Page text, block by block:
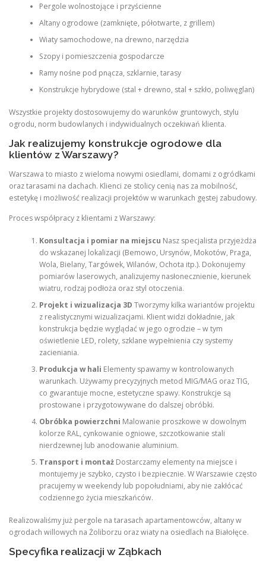
Pergole wolnostojące i przyścienne
Altany ogrodowe (zamknięte, półotwarte, z grillem)
Wiaty samochodowe, na drewno, narzędzia
Szopy i pomieszczenia gospodarcze
Ramy nośne pod pnącza, szklarnie, tarasy
Konstrukcje hybrydowe (stal + drewno, stal + szkło, poliwęglan)
Wszystkie projekty dostosowujemy do warunków gruntowych, stylu
ogrodu, norm budowlanych i indywidualnych oczekiwań klienta.
Jak realizujemy konstrukcje ogrodowe dla
klientów z Warszawy?
Warszawa to miasto z wieloma nowymi osiedlami, domami z ogródkami
oraz tarasami na dachach. Klienci ze stolicy cenią nas za mobilność,
estetykę i możliwość realizacji projektów w warunkach gęstej zabudowy.
Proces współpracy z klientami z Warszawy:
Konsultacja i pomiar na miejscu Nasz specjalista przyjeżdża
do wskazanej lokalizacji (Bemowo, Ursynów, Mokotów, Praga,
Wola, Bielany, Targówek, Wilanów, Ochota itp.). Dokonujemy
pomiarów laserowych, analizujemy nasłonecznienie, kierunek
wiatru, rodzaj podłoża oraz styl otoczenia.
Projekt i wizualizacja 3D Tworzymy kilka wariantów projektu
z realistycznymi wizualizacjami. Klient widzi dokładnie, jak
konstrukcja będzie wyglądać w jego ogrodzie – w tym
oświetlenie LED, rolety, szklane wypełnienia czy systemy
zacieniania.
Produkcja w hali Elementy spawamy w kontrolowanych
warunkach. Używamy precyzyjnych metod MIG/MAG oraz TIG,
co gwarantuje mocne, estetyczne spawy. Konstrukcje są
prostowane i przygotowywane do dalszej obróbki.
Obróbka powierzchni Malowanie proszkowe w dowolnym
kolorze RAL, cynkowanie ogniowe, szczotkowanie stali
nierdzewnej lub anodowanie aluminium.
Transport i montażDostarczamy elementy na miejsce i
montujemy je szybko, czysto i bezpiecznie. W Warszawie często
pracujemy w weekendy lub popołudniami, aby nie zakłócać
codziennego życia mieszkańców.
Realizowaliśmy już pergole na tarasach apartamentowców, altany w
ogrodach willowych na Żoliborzu oraz wiaty na osiedlach na Białołęce.
Specyfika realizacji w Ząbkach